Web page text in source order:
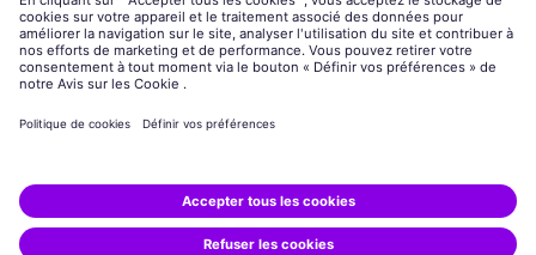
siemens-energy.comSite Internet international
Informations sur l’entreprise
Avis de confidentialité
Siemens Energy est une marque déposée de Siemens AG.